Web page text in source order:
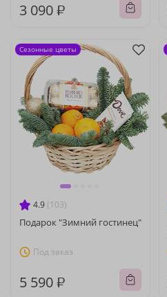
3 090 ₽
4.9 (103)
Подарок "Зимний гостинец"
Под заказ
5 590 ₽
Сезонные цветы